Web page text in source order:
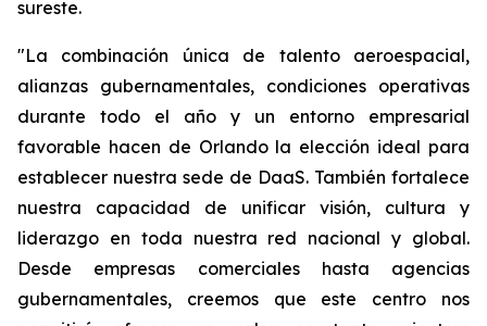
sureste.
"La combinación única de talento aeroespacial,
alianzas gubernamentales, condiciones operativas
durante todo el año y un entorno empresarial
favorable hacen de Orlando la elección ideal para
establecer nuestra sede de DaaS. También fortalece
nuestra capacidad de unificar visión, cultura y
liderazgo en toda nuestra red nacional y global.
Desde empresas comerciales hasta agencias
gubernamentales, creemos que este centro nos